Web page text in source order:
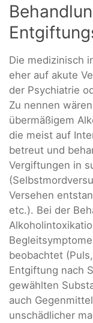
Die medizinisch
eher auf akute
der Psychiatrie
Zu nennen
übermäßigem
die meist auf
betreut und
Vergiftungen in
Versehen
etc.). Bei der
beobachtet
Entgiftung nach
gewählten
auch
unschädlicher